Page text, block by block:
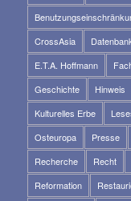
CrossAsia
E.T.A. Hoffmann
Geschichte
Hinweis
Kulturelles Erbe
Osteuropa
Presse
Recherche
Recht
Reformation